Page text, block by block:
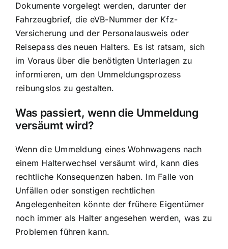
Dokumente vorgelegt werden, darunter der
Fahrzeugbrief, die eVB-Nummer der Kfz-
Versicherung und der Personalausweis oder
Reisepass des neuen Halters. Es ist ratsam, sich
im Voraus über die benötigten Unterlagen zu
informieren, um den Ummeldungsprozess
reibungslos zu gestalten.
Was passiert, wenn die Ummeldung
versäumt wird?
Wenn die Ummeldung eines Wohnwagens nach
einem Halterwechsel versäumt wird, kann dies
rechtliche Konsequenzen haben. Im Falle von
Unfällen oder sonstigen rechtlichen
Angelegenheiten könnte der frühere Eigentümer
noch immer als Halter angesehen werden, was zu
Problemen führen kann.